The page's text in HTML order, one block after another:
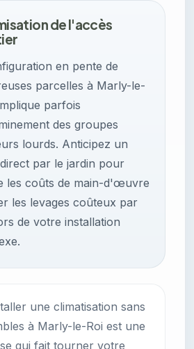
de l'accès
en pente de
parcelles à Marly-le-
parfois
des groupes
lourds. Anticipez un
par le jardin pour
les coûts de main-d'œuvre
les levages coûteux par
de votre installation
une climatisation sans
à Marly-le-Roi est une
qui fait tourner votre